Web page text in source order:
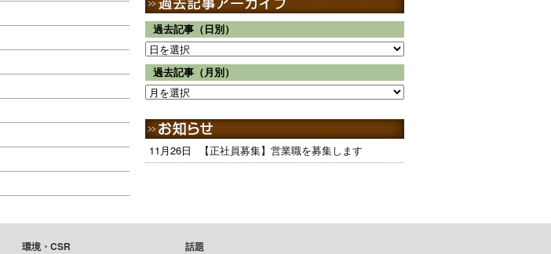
過去記事（日別）
過去記事（月別）
11月26日 【正社員募集】営業職を募集します
環境・CSR 話題